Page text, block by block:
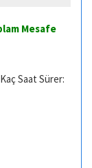
Mesafe
Saat Sürer: